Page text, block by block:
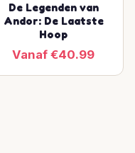
De Legenden van
Andor: De Laatste
Hoop
Vanaf €40.99